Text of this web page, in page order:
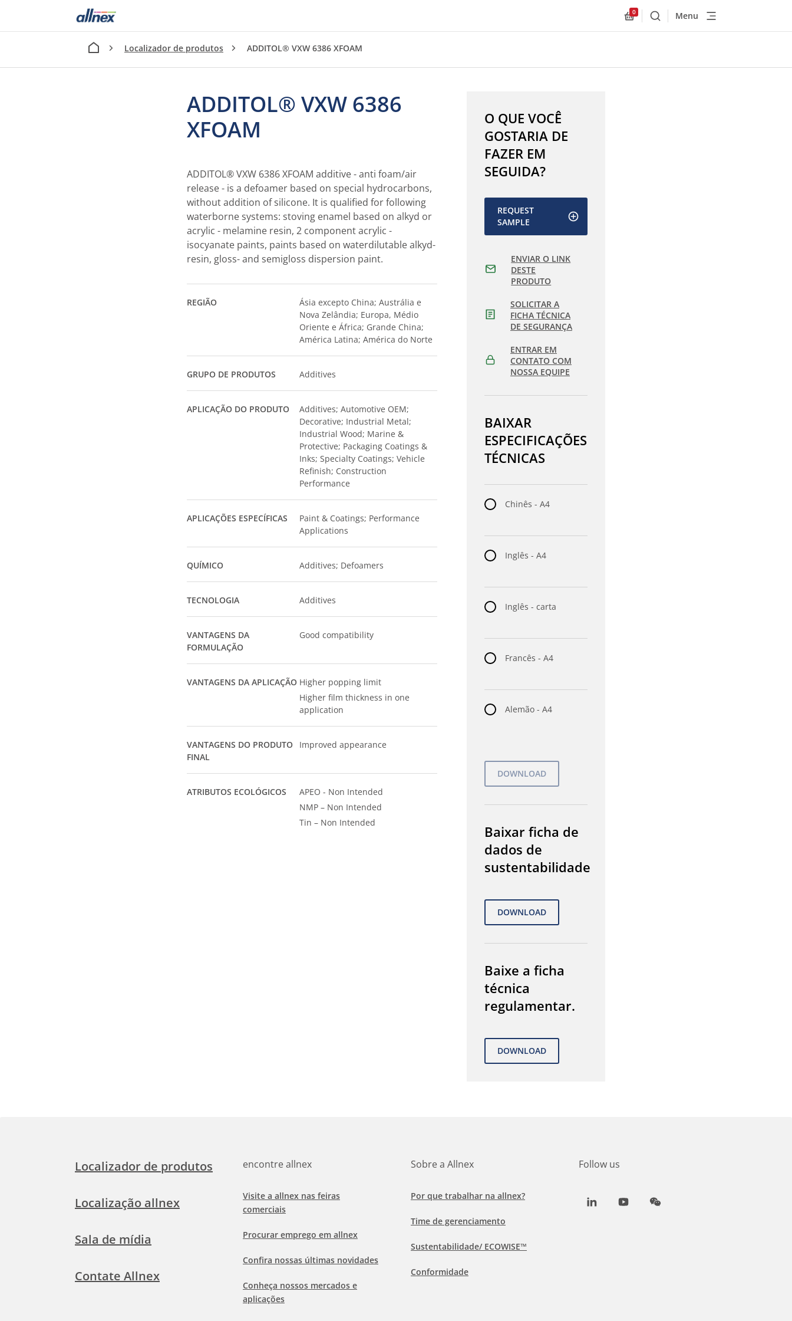
Allnex.GeneralResources.Cart
0
BuscarMenu
Localizador de produtos ADDITOL® VXW 6386 XFOAM
ADDITOL® VXW 6386
XFOAM
ADDITOL® VXW 6386 XFOAM additive - anti foam/air
release - is a defoamer based on special hydrocarbons,
without addition of silicone. It is qualified for following
waterborne systems: stoving enamel based on alkyd or
acrylic - melamine resin, 2 component acrylic -
isocyanate paints, paints based on waterdilutable alkyd-
resin, gloss- and semigloss dispersion paint.
REGIÃO
Ásia excepto China; Austrália e
Nova Zelândia; Europa, Médio
Oriente e África; Grande China;
América Latina; América do Norte
GRUPO DE PRODUTOS Additives
APLICAÇÃO DO PRODUTO
Additives; Automotive OEM;
Decorative; Industrial Metal;
Industrial Wood; Marine &
Protective; Packaging Coatings &
Inks; Specialty Coatings; Vehicle
Refinish; Construction
Performance
APLICAÇÕES ESPECÍFICAS
Paint & Coatings; Performance
Applications
QUÍMICO Additives; Defoamers
TECNOLOGIA Additives
VANTAGENS DA
FORMULAÇÃO
Good compatibility
VANTAGENS DA APLICAÇÃO Higher popping limit
Higher film thickness in one
application
VANTAGENS DO PRODUTO
FINAL
Improved appearance
ATRIBUTOS ECOLÓGICOS
APEO - Non Intended
NMP – Non Intended
Tin – Non Intended
O QUE VOCÊ
GOSTARIA DE
FAZER EM
SEGUIDA?
REQUEST
SAMPLE
ENVIAR O LINK
DESTE
PRODUTO
SOLICITAR A
FICHA TÉCNICA
DE SEGURANÇA
ENTRAR EM
CONTATO COM
NOSSA EQUIPE
BAIXAR
ESPECIFICAÇÕES
TÉCNICAS
Chinês - A4
Inglês - A4
Inglês - carta
Francês - A4
Alemão - A4
Baixar ficha de
dados de
sustentabilidade
Baixe a ficha
técnica
regulamentar.
Localizador de produtos
Localização allnex
Sala de mídia
Contate Allnex
encontre allnex
Visite a allnex nas feiras
comerciais
Procurar emprego em allnex
Confira nossas últimas novidades
Conheça nossos mercados e
aplicações
Sobre a Allnex
Por que trabalhar na allnex?
Time de gerenciamento
Sustentabilidade/ ECOWISE™
Conformidade
Follow us
LinkedInYoutubeWeChat